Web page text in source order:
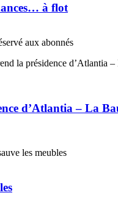
à flot
aux abonnés
d’Atlantia – La